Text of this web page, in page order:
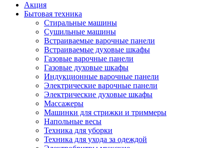
Акция
Бытовая техника
Стиральные машины
Сушильные машины
Встраиваемые варочные панели
Встраиваемые духовые шкафы
Газовые варочные панели
Газовые духовые шкафы
Индукционные варочные панели
Электрические варочные панели
Электрические духовые шкафы
Массажеры
Машинки для стрижки и триммеры
Напольные весы
Техника для уборки
Техника для ухода за одеждой